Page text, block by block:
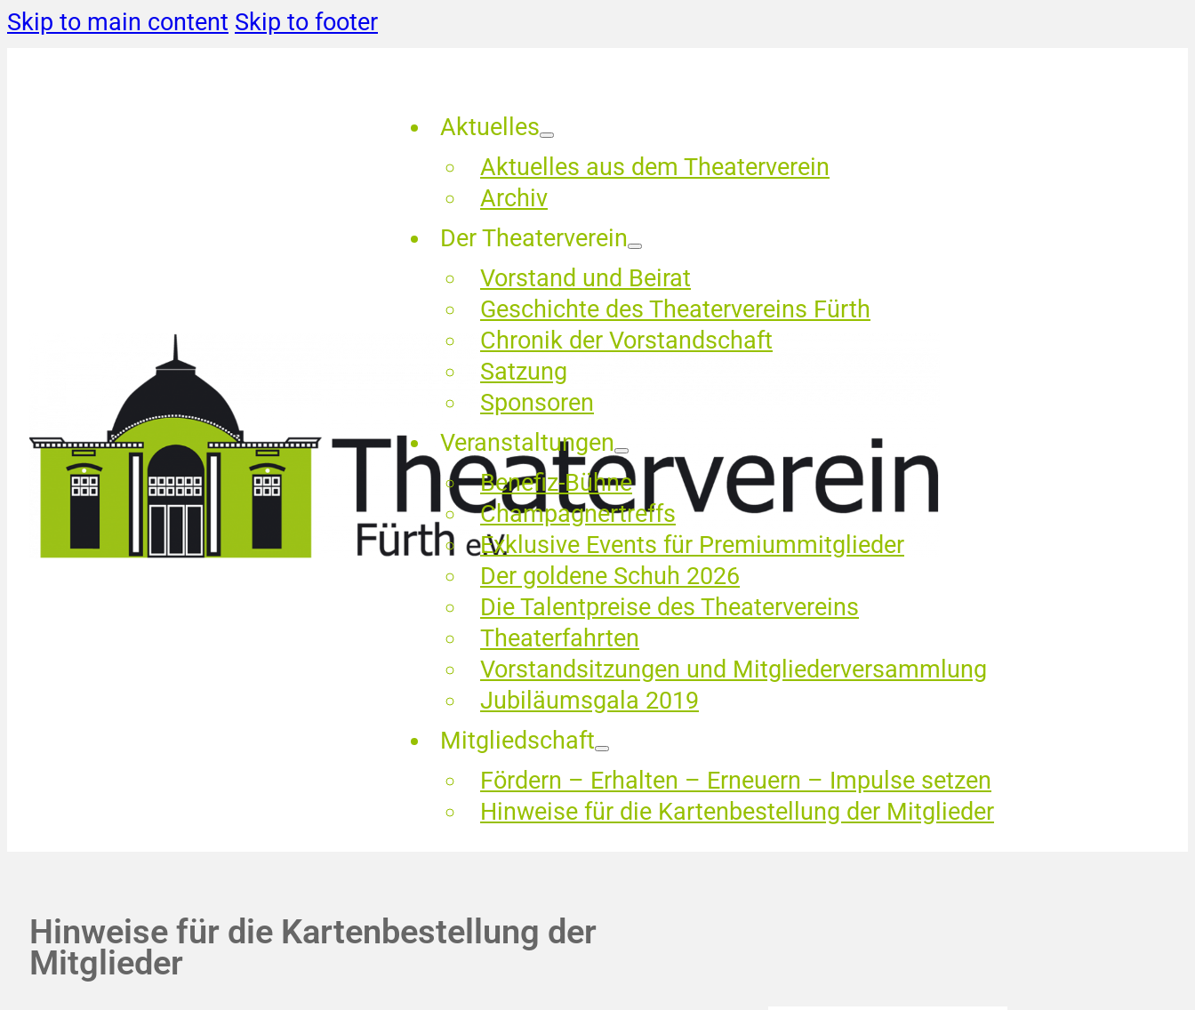
Skip to main content Skip to footer
Aktuelles
Aktuelles aus dem Theaterverein
Archiv
Der Theaterverein
Vorstand und Beirat
Geschichte des Theatervereins Fürth
Chronik der Vorstandschaft
Satzung
Sponsoren
Veranstaltungen
Benefiz-Bühne
Champagnertreffs
Exklusive Events für Premiummitglieder
Der goldene Schuh 2026
Die Talentpreise des Theatervereins
Theaterfahrten
Vorstandsitzungen und Mitgliederversammlung
Jubiläumsgala 2019
Mitgliedschaft
Fördern – Erhalten – Erneuern – Impulse setzen
Hinweise für die Kartenbestellung der Mitglieder
Hinweise für die Kartenbestellung der
Mitglieder